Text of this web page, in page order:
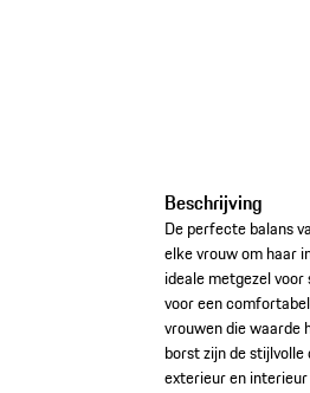
Beschrijving
De perfecte balans
elke vrouw om haar
ideale metgezel
voor een
vrouwen die waarde
borst zijn de
exterieur en